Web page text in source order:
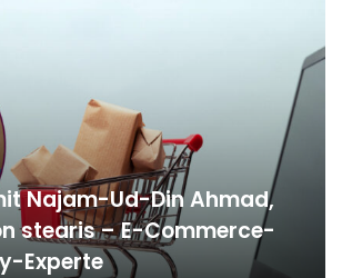
Najam-Ud-Din Ahmad,
stearis – E-Commerce-
Experte